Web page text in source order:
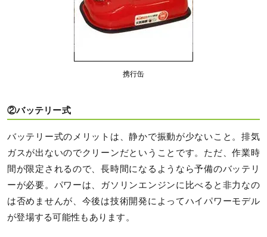
携行缶
②バッテリー式
バッテリー式のメリットは、静かで振動が少ないこと。排気
ガスが出ないのでクリーンだということです。ただ、作業時
間が限定されるので、長時間になるようなら予備のバッテリ
ーが必要。パワーは、ガソリンエンジンに比べると非力なの
は否めませんが、今後は技術開発によってハイパワーモデル
が登場する可能性もあります。